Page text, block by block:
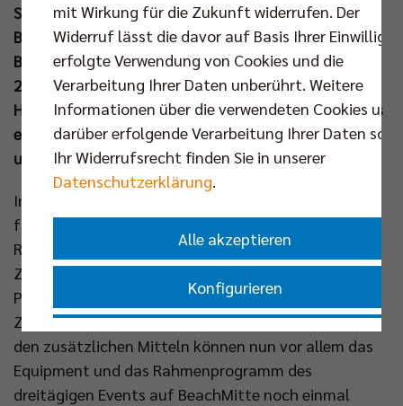
Sommerferien für 170 Kinder aus Berlin und
Brandenburg mit dem Beachvolleyball- und
Bewegungsangebot auf BeachMitte eröffnet. Vom
24. bis 26. Juli darf sich in den Sand im Herzen der
Hauptstadt gestürzt werden. Die Anmeldung für das
ebenfalls von Titelsponsor Berlin Recycling
unterstützte Camp ist jetzt gestartet.
Insgesamt 11.830 Euro wurden in den vergangenen
fünf Wochen über das bewährte System der Berlin
Recycling Crowd gesammelt. Aufgrund des großen
Zuspruchs für die materiellen und immateriellen
Prämien rund um das BR Volleys Team wurde die
Zielsumme von 8.500 Euro deutlich übertroffen. Mit
den zusätzlichen Mitteln können nun vor allem das
Equipment und das Rahmenprogramm des
dreitägigen Events auf BeachMitte noch einmal
mit Wirkung für die Zukunft widerrufen. Der
Widerruf lässt die davor auf Basis Ihrer
erfolgte Verwendung von Cookies und die
Verarbeitung Ihrer Daten unberührt. Weitere
Informationen über die verwendeten Cookies und
darüber erfolgende Verarbeitung Ihrer Daten
Ihr Widerrufsrecht finden Sie in unserer
Datenschutzerklärung.
Alle akzeptieren
Konfigurieren
Nur essenzielle Cookies akzeptieren
Impressum|Datenschutzerklärung